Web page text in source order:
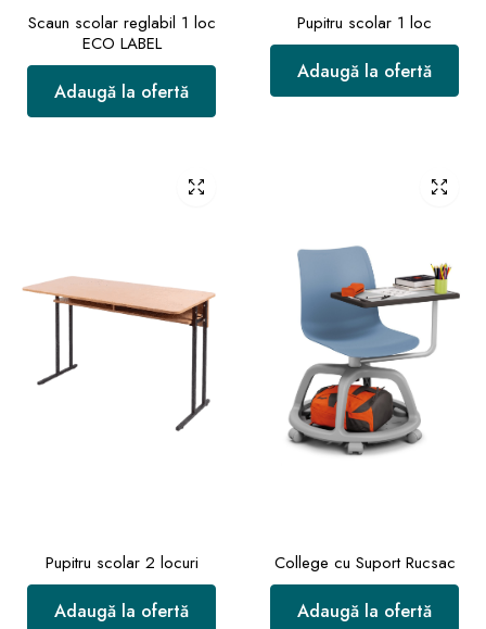
Scaun scolar reglabil 1 loc
ECO LABEL
Adaugă la ofertă
Pupitru scolar 1 loc
Adaugă la ofertă
Pupitru scolar 2 locuri
Adaugă la ofertă
College cu Suport Rucsac
Adaugă la ofertă